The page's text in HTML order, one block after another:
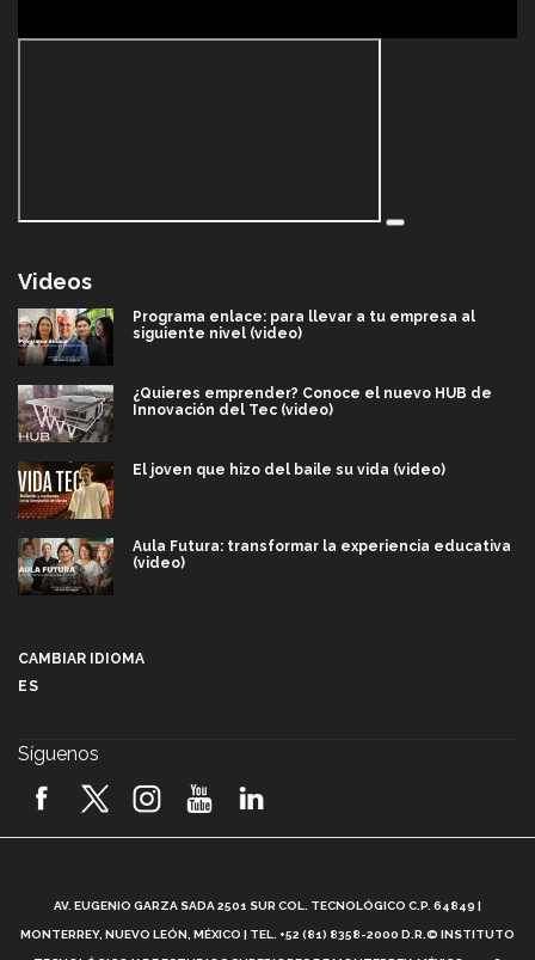
Videos
Programa enlace: para llevar a tu empresa al
siguiente nivel (video)
¿Quieres emprender? Conoce el nuevo HUB de
Innovación del Tec (video)
El joven que hizo del baile su vida (video)
Aula Futura: transformar la experiencia educativa
(video)
2026! (video)
¿Cómo es el Modelo Educativo Tec? (video)
CAMBIAR IDIOMA
ES
Síguenos
AV. EUGENIO GARZA SADA 2501 SUR COL. TECNOLÓGICO C.P. 64849 |
MONTERREY, NUEVO LEÓN, MÉXICO | TEL. +52 (81) 8358-2000 D.R.© INSTITUTO